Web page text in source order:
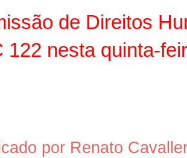
de Direitos
122 nesta quinta-
por Renato